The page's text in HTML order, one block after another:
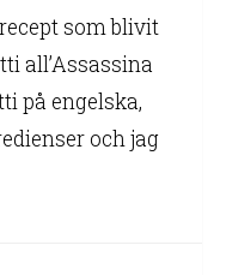
som blivit
all’Assassina
på engelska,
och jag